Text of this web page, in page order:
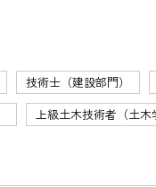
技術士（建設部門）
上級土木技術者（土木